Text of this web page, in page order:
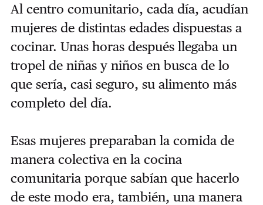
Al centro comunitario, cada día, acudían
mujeres de distintas edades dispuestas a
cocinar. Unas horas después llegaba un
tropel de niñas y niños en busca de lo
que sería, casi seguro, su alimento más
completo del día.
Esas mujeres preparaban la comida de
manera colectiva en la cocina
comunitaria porque sabían que hacerlo
de este modo era, también, una manera